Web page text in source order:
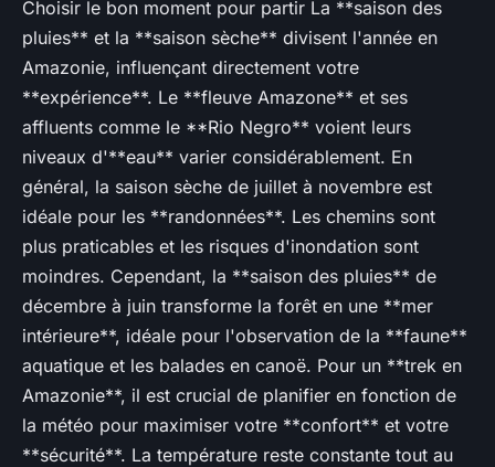
Choisir le bon moment pour partir La **saison des
pluies** et la **saison sèche** divisent l'année en
Amazonie, influençant directement votre
**expérience**. Le **fleuve Amazone** et ses
affluents comme le **Rio Negro** voient leurs
niveaux d'**eau** varier considérablement. En
général, la saison sèche de juillet à novembre est
idéale pour les **randonnées**. Les chemins sont
plus praticables et les risques d'inondation sont
moindres. Cependant, la **saison des pluies** de
décembre à juin transforme la forêt en une **mer
intérieure**, idéale pour l'observation de la **faune**
aquatique et les balades en canoë. Pour un **trek en
Amazonie**, il est crucial de planifier en fonction de
la météo pour maximiser votre **confort** et votre
**sécurité**. La température reste constante tout au